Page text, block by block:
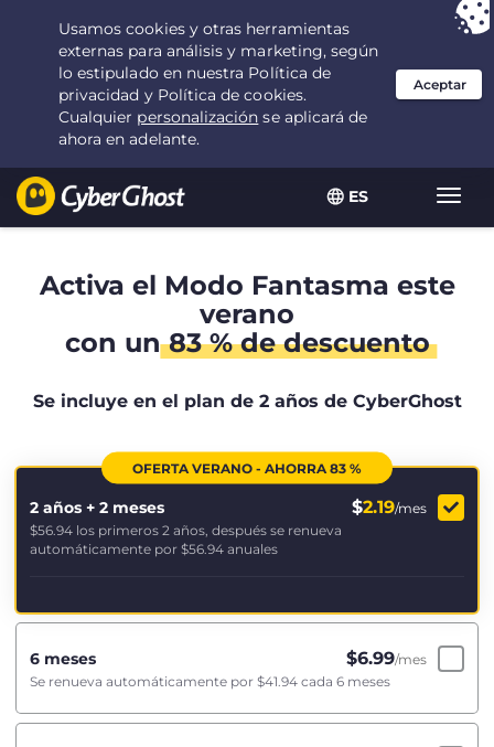
ES
Tu elección: la mejor ofertadurante 2.1666666666667 años por $
2.19
/mes
Activa el Modo Fantasma este
verano
con un83 % de descuento
Se incluye en el plan de 2 años de CyberGhost
OFERTA VERANO - AHORRA 83 %
2 años + 2 meses $2.19/mes
$56.94 los primeros 2 años, después se renueva
automáticamente por $56.94 anuales
6 meses $6.99/mes
Se renueva automáticamente por $41.94 cada 6 meses